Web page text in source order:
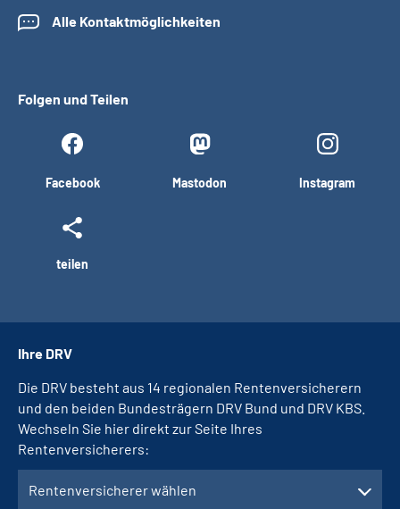
Alle Kontaktmöglichkeiten
Folgen und Teilen
Facebook Mastodon Instagram
teilen
Ihre DRV
Die DRV besteht aus 14 regionalen Rentenversicherern
und den beiden Bundesträgern DRV Bund und DRV KBS.
Wechseln Sie hier direkt zur Seite Ihres
Rentenversicherers:
Rentenversicherer wählen